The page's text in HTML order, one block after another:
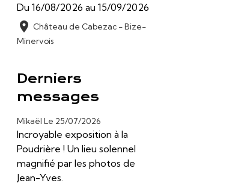
Du 16/08/2026 au 15/09/2026
Château de Cabezac - Bize-
Minervois
Derniers
messages
Mikaël Le 25/07/2026
Incroyable exposition à la
Poudrière ! Un lieu solennel
magnifié par les photos de
Jean-Yves.